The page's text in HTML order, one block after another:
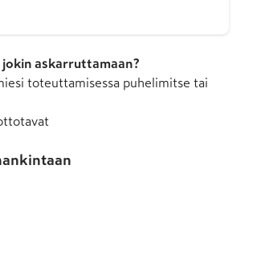
askarruttamaan?
toteuttamisessa puhelimitse tai